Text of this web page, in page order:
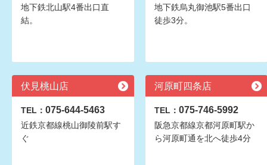
地下鉄北山駅4番出口直
結。
地下鉄烏丸御池駅5番出口
徒歩3分。
伏見桃山店
TEL： 075-644-5463
近鉄京都線桃山御陵前駅す
ぐ
河原町四条店
TEL： 075-746-5992
阪急京都線京都河原町駅か
ら河原町通を北へ徒歩4分